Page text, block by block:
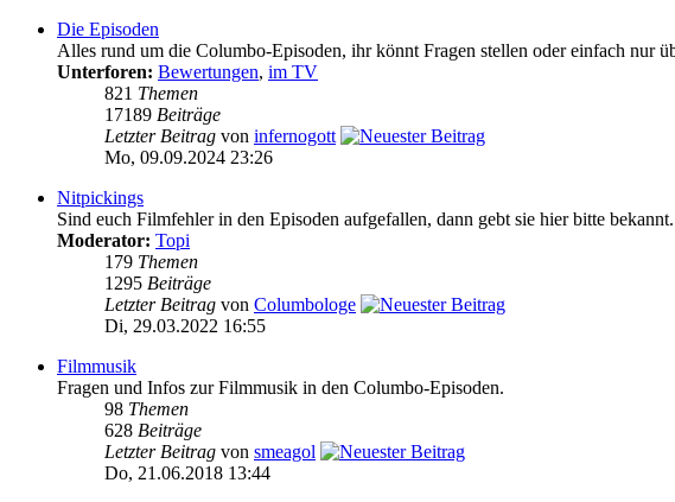
Die Episoden
Alles rund um die Columbo-Episoden, ihr könnt Fragen stellen oder einfach nur
Unterforen: Bewertungen, im TV
821 Themen
17189 Beiträge
Letzter Beitrag von infernogott
Mo, 09.09.2024 23:26
Nitpickings
Sind euch Filmfehler in den Episoden aufgefallen, dann gebt sie hier bitte bekannt.
Moderator: Topi
179 Themen
1295 Beiträge
Letzter Beitrag von Columbologe
Di, 29.03.2022 16:55
Filmmusik
Fragen und Infos zur Filmmusik in den Columbo-Episoden.
98 Themen
628 Beiträge
Letzter Beitrag von smeagol
Do, 21.06.2018 13:44